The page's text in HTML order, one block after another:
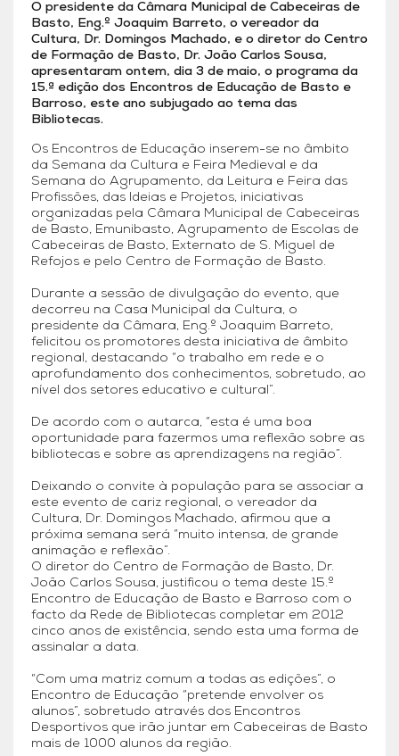
O presidente da Câmara Municipal de Cabeceiras de
Basto, Eng.º Joaquim Barreto, o vereador da
Cultura, Dr. Domingos Machado, e o diretor do Centro
de Formação de Basto, Dr. João Carlos Sousa,
apresentaram ontem, dia 3 de maio, o programa da
15.ª edição dos Encontros de Educação de Basto e
Barroso, este ano subjugado ao tema das
Bibliotecas.
Os Encontros de Educação inserem-se no âmbito
da Semana da Cultura e Feira Medieval e da
Semana do Agrupamento, da Leitura e Feira das
Profissões, das Ideias e Projetos, iniciativas
organizadas pela Câmara Municipal de Cabeceiras
de Basto, Emunibasto, Agrupamento de Escolas de
Cabeceiras de Basto, Externato de S. Miguel de
Refojos e pelo Centro de Formação de Basto.
Durante a sessão de divulgação do evento, que
decorreu na Casa Municipal da Cultura, o
presidente da Câmara, Eng.º Joaquim Barreto,
felicitou os promotores desta iniciativa de âmbito
regional, destacando “o trabalho em rede e o
aprofundamento dos conhecimentos, sobretudo, ao
nível dos setores educativo e cultural”.
De acordo com o autarca, “esta é uma boa
oportunidade para fazermos uma reflexão sobre as
bibliotecas e sobre as aprendizagens na região”.
Deixando o convite à população para se associar a
este evento de cariz regional, o vereador da
Cultura, Dr. Domingos Machado, afirmou que a
próxima semana será “muito intensa, de grande
animação e reflexão”.
O diretor do Centro de Formação de Basto, Dr.
João Carlos Sousa, justificou o tema deste 15.º
Encontro de Educação de Basto e Barroso com o
facto da Rede de Bibliotecas completar em 2012
cinco anos de existência, sendo esta uma forma de
assinalar a data.
“Com uma matriz comum a todas as edições”, o
Encontro de Educação “pretende envolver os
alunos”, sobretudo através dos Encontros
Desportivos que irão juntar em Cabeceiras de Basto
mais de 1000 alunos da região.